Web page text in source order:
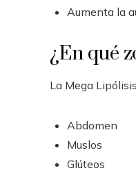
Aumenta la
¿En qué
La Mega
Abdomen
Muslos
Glúteos